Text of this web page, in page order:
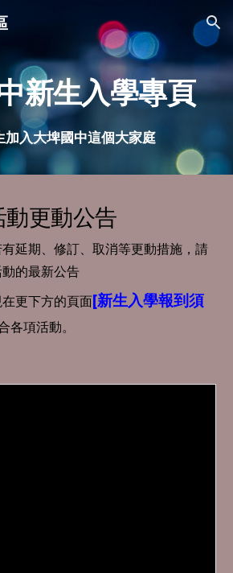
Skip to navigation
新生入學專頁
加入大埤國中這個大家庭
更動公告
延期、修訂、取消等更動措施，請
的最新公告
更下方的頁面[新生入學報到須
各項活動。